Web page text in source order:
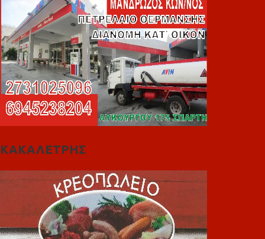
ΚΑΚΑΛΕΤΡΗΣ